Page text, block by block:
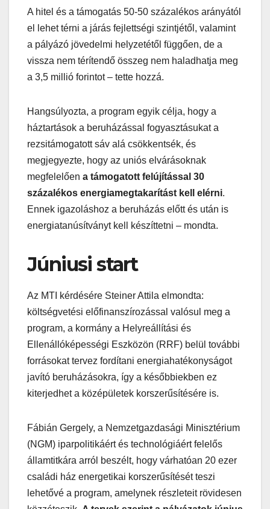
A hitel és a támogatás 50-50 százalékos arányától
el lehet térni a járás fejlettségi szintjétől, valamint
a pályázó jövedelmi helyzetétől függően, de a
vissza nem térítendő összeg nem haladhatja meg
a 3,5 millió forintot – tette hozzá.
Hangsúlyozta, a program egyik célja, hogy a
háztartások a beruházással fogyasztásukat a
rezsitámogatott sáv alá csökkentsék, és
megjegyezte, hogy az uniós elvárásoknak
megfelelően a támogatott felújítással 30
százalékos energiamegtakarítást kell elérni.
Ennek igazoláshoz a beruházás előtt és után is
energiatanúsítványt kell készíttetni – mondta.
Júniusi start
Az MTI kérdésére Steiner Attila elmondta:
költségvetési előfinanszírozással valósul meg a
program, a kormány a Helyreállítási és
Ellenállóképességi Eszközön (RRF) belül további
forrásokat tervez fordítani energiahatékonyságot
javító beruházásokra, így a későbbiekben ez
kiterjedhet a középületek korszerűsítésére is.
Fábián Gergely, a Nemzetgazdasági Minisztérium
(NGM) iparpolitikáért és technológiáért felelős
államtitkára arról beszélt, hogy várhatóan 20 ezer
családi ház energetikai korszerűsítését teszi
lehetővé a program, amelynek részleteit rövidesen